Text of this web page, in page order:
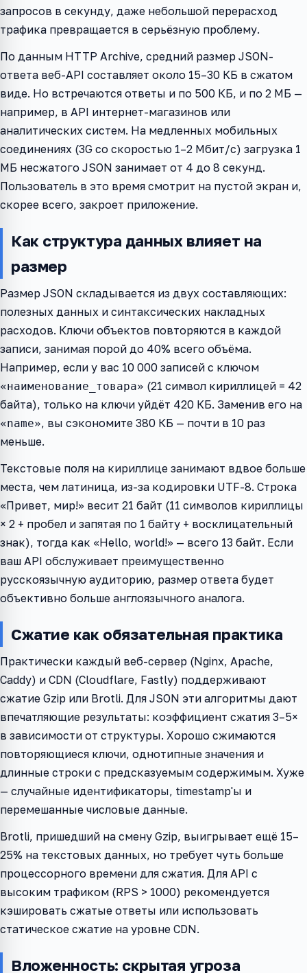
запросов в секунду, даже небольшой перерасход
трафика превращается в серьёзную проблему.
По данным HTTP Archive, средний размер JSON-
ответа веб-API составляет около 15–30 КБ в сжатом
виде. Но встречаются ответы и по 500 КБ, и по 2 МБ —
например, в API интернет-магазинов или
аналитических систем. На медленных мобильных
соединениях (3G со скоростью 1–2 Мбит/с) загрузка 1
МБ несжатого JSON занимает от 4 до 8 секунд.
Пользователь в это время смотрит на пустой экран и,
скорее всего, закроет приложение.
Как структура данных влияет на
размер
Размер JSON складывается из двух составляющих:
полезных данных и синтаксических накладных
расходов. Ключи объектов повторяются в каждой
записи, занимая порой до 40% всего объёма.
Например, если у вас 10 000 записей с ключом
«наименование_товара» (21 символ кириллицей = 42
байта), только на ключи уйдёт 420 КБ. Заменив его на
«name», вы сэкономите 380 КБ — почти в 10 раз
меньше.
Текстовые поля на кириллице занимают вдвое больше
места, чем латиница, из-за кодировки UTF-8. Строка
«Привет, мир!» весит 21 байт (11 символов кириллицы
× 2 + пробел и запятая по 1 байту + восклицательный
знак), тогда как «Hello, world!» — всего 13 байт. Если
ваш API обслуживает преимущественно
русскоязычную аудиторию, размер ответа будет
объективно больше англоязычного аналога.
Сжатие как обязательная практика
Практически каждый веб-сервер (Nginx, Apache,
Caddy) и CDN (Cloudflare, Fastly) поддерживают
сжатие Gzip или Brotli. Для JSON эти алгоритмы дают
впечатляющие результаты: коэффициент сжатия 3–5×
в зависимости от структуры. Хорошо сжимаются
повторяющиеся ключи, однотипные значения и
длинные строки с предсказуемым содержимым. Хуже
— случайные идентификаторы, timestamp'ы и
перемешанные числовые данные.
Brotli, пришедший на смену Gzip, выигрывает ещё 15–
25% на текстовых данных, но требует чуть больше
процессорного времени для сжатия. Для API с
высоким трафиком (RPS > 1000) рекомендуется
кэшировать сжатые ответы или использовать
статическое сжатие на уровне CDN.
Вложенность: скрытая угроза